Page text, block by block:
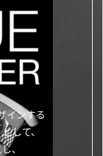
インする
して、
、